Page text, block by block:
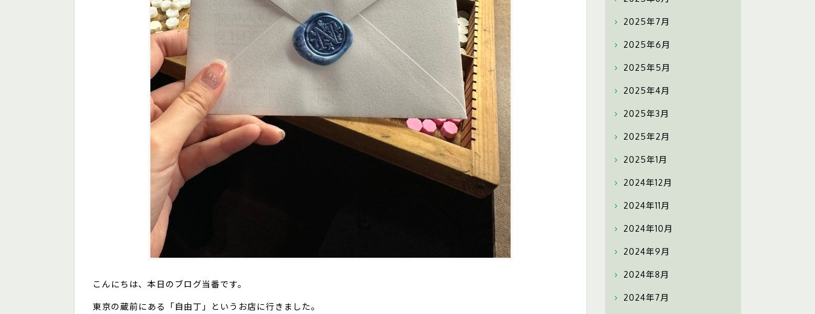
2025年7月
2025年6月
2025年5月
2025年4月
2025年3月
2025年2月
2025年1月
2024年12月
2024年11月
2024年10月
2024年9月
2024年8月
2024年7月
こんにちは、本日のブログ当番です。
東京の蔵前にある「自由丁」というお店に行きました。